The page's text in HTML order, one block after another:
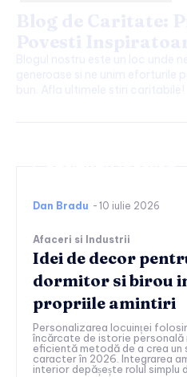
Dan Bradu - 10 iulie 2026
Afaceri si Industrii
Idei de decor
dormitor si birou
propriile amintiri
Personalizarea locuinței
încărcate de istorie personală
eficientă metodă de a crea un
caracter în 2026. Integrarea
interior depășește rolul simplu